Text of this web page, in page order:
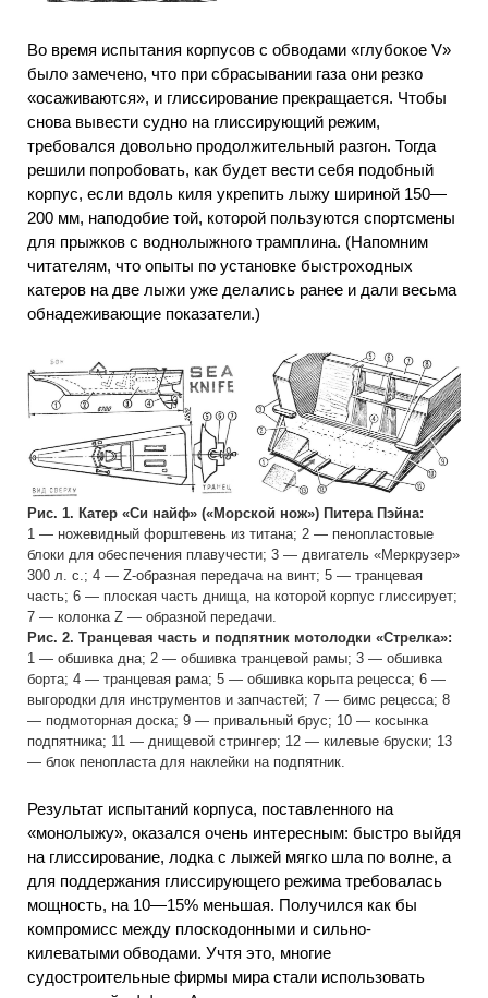
Во время испытания корпусов с обводами «глубокое V»
было замечено, что при сбрасывании газа они резко
«осаживаются», и глиссирование прекращается. Чтобы
снова вывести судно на глиссирующий режим,
требовался довольно продолжительный разгон. Тогда
решили попробовать, как будет вести себя подобный
корпус, если вдоль киля укрепить лыжу шириной 150—
200 мм, наподобие той, которой пользуются спортсмены
для прыжков с воднолыжного трамплина. (Напомним
читателям, что опыты по установке быстроходных
катеров на две лыжи уже делались ранее и дали весьма
обнадеживающие показатели.)
Рис. 1. Катер «Си найф» («Морской нож») Питера Пэйна:
1 — ножевидный форштевень из титана; 2 — пенопластовые
блоки для обеспечения плавучести; 3 — двигатель «Меркрузер»
300 л. с.; 4 — Z-образная передача на винт; 5 — транцевая
часть; 6 — плоская часть днища, на которой корпус глиссирует;
7 — колонка Z — образной передачи.
Рис. 2. Транцевая часть и подпятник мотолодки «Стрелка»:
1 — обшивка дна; 2 — обшивка транцевой рамы; 3 — обшивка
борта; 4 — транцевая рама; 5 — обшивка корыта рецесса; 6 —
выгородки для инструментов и запчастей; 7 — бимс рецесса; 8
— подмоторная доска; 9 — привальный брус; 10 — косынка
подпятника; 11 — днищевой стрингер; 12 — килевые бруски; 13
— блок пенопласта для наклейки на подпятник.
Результат испытаний корпуса, поставленного на
«монолыжу», оказался очень интересным: быстро выйдя
на глиссирование, лодка с лыжей мягко шла по волне, а
для поддержания глиссирующего режима требовалась
мощность, на 10—15% меньшая. Получился как бы
компромисс между плоскодонными и сильно-
килеватыми обводами. Учтя это, многие
судостроительные фирмы мира стали использовать